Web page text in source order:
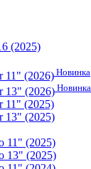
(2025)
11" (2026) Новинка
13" (2026) Новинка
11" (2025)
13" (2025)
11" (2025)
13" (2025)